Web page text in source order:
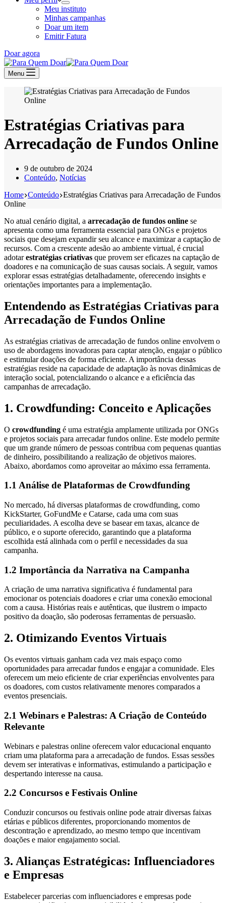
Meu instituto
Minhas campanhas
Doar um item
Emitir Fatura
Doar agora
Menu
Estratégias Criativas para
Arrecadação de Fundos Online
9 de outubro de 2024
Conteúdo, Notícias
Home Conteúdo Estratégias Criativas para Arrecadação de Fundos
Online
No atual cenário digital, a arrecadação de fundos online se
apresenta como uma ferramenta essencial para ONGs e projetos
sociais que desejam expandir seu alcance e maximizar a captação de
recursos. Com a crescente adesão ao ambiente virtual, é crucial
adotarestratégias criativas que provem ser eficazes na captação de
doadores e na comunicação de suas causas sociais. A seguir, vamos
explorar essas estratégias detalhadamente, oferecendo insights e
orientações importantes para a implementação.
Entendendo as Estratégias Criativas para
Arrecadação de Fundos Online
As estratégias criativas de arrecadação de fundos online envolvem o
uso de abordagens inovadoras para captar atenção, engajar o público
e estimular doações de forma eficiente. A importância dessas
estratégias reside na capacidade de adaptação às novas dinâmicas de
interação social, potencializando o alcance e a eficiência das
campanhas de arrecadação.
1. Crowdfunding: Conceito e Aplicações
O crowdfunding é uma estratégia amplamente utilizada por ONGs
e projetos sociais para arrecadar fundos online. Este modelo permite
que um grande número de pessoas contribua com pequenas quantias
de dinheiro, possibilitando a realização de objetivos maiores.
Abaixo, abordamos como aproveitar ao máximo essa ferramenta.
1.1 Análise de Plataformas de Crowdfunding
No mercado, há diversas plataformas de crowdfunding, como
KickStarter, GoFundMe e Catarse, cada uma com suas
peculiaridades. A escolha deve se basear em taxas, alcance de
público, e o suporte oferecido, garantindo que a plataforma
escolhida está alinhada com o perfil e necessidades da sua
campanha.
1.2 Importância da Narrativa na Campanha
A criação de uma narrativa significativa é fundamental para
emocionar os potenciais doadores e criar uma conexão emocional
com a causa. Histórias reais e autênticas, que ilustrem o impacto
positivo da doação, são poderosas ferramentas de persuasão.
2. Otimizando Eventos Virtuais
Os eventos virtuais ganham cada vez mais espaço como
oportunidades para arrecadar fundos e engajar a comunidade. Eles
oferecem um meio eficiente de criar experiências envolventes para
os doadores, com custos relativamente menores comparados a
eventos presenciais.
2.1 Webinars e Palestras: A Criação de Conteúdo
Relevante
Webinars e palestras online oferecem valor educacional enquanto
criam uma plataforma para a arrecadação de fundos. Essas sessões
devem ser interativas e informativas, estimulando a participação e
despertando interesse na causa.
2.2 Concursos e Festivais Online
Conduzir concursos ou festivais online pode atrair diversas faixas
etárias e públicos diferentes, proporcionando momentos de
descontração e aprendizado, ao mesmo tempo que incentivam
doações e maior engajamento social.
3. Alianças Estratégicas: Influenciadores
e Empresas
Estabelecer parcerias com influenciadores e empresas pode